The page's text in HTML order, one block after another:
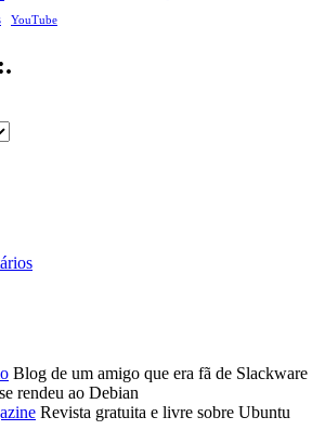
YouTube
Blog de um amigo que era fã de Slackware
rendeu ao Debian
Revista gratuita e livre sobre Ubuntu